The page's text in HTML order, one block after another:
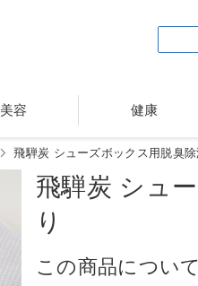
美容 健康
飛騨炭 シューズボックス用脱臭除
飛騨炭 シュ
り
この商品について